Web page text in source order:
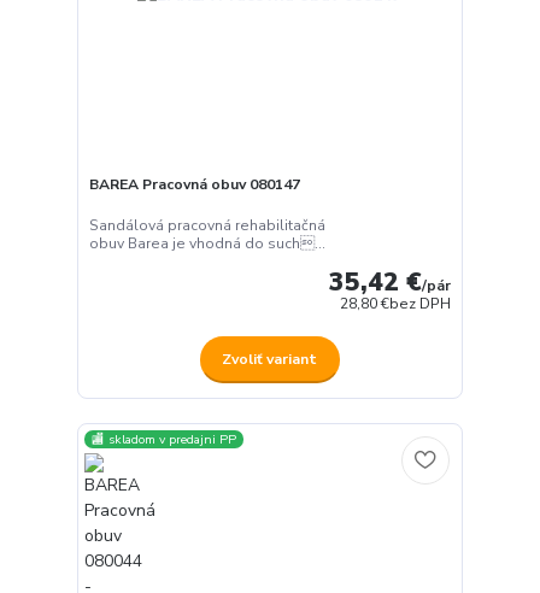
BAREA Pracovná obuv 080147
Sandálová pracovná rehabilitačná
obuv Barea je vhodná do such...
35,42 €/pár
28,80 €bez DPH
Zvoliť variant
🏬 skladom v predajni PP